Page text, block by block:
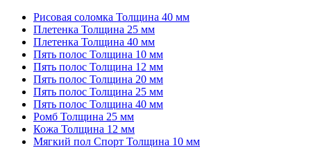
Рисовая соломка Толщина 40 мм
Плетенка Толщина 25 мм
Плетенка Толщина 40 мм
Пять полос Толщина 10 мм
Пять полос Толщина 12 мм
Пять полос Толщина 20 мм
Пять полос Толщина 25 мм
Пять полос Толщина 40 мм
Ромб Толщина 25 мм
Кожа Толщина 12 мм
Мягкий пол Спорт Толщина 10 мм